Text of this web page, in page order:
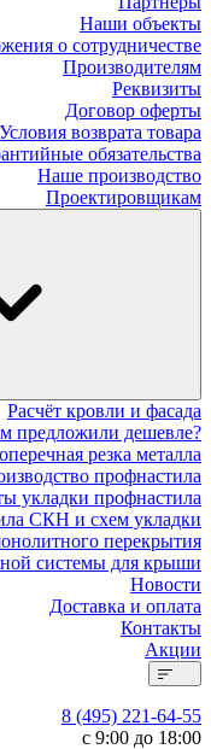
Наши объекты
о сотрудничестве
Производителям
Реквизиты
Договор оферты
Условия возврата товара
обязательства
Наше производство
Проектировщикам
Расчёт кровли и фасада
предложили дешевле?
резка металла
профнастила
укладки профнастила
СКН и схем укладки
перекрытия
системы для крыши
Новости
Доставка и оплата
Контакты
Акции
8 (495) 221-64-55
с 9:00 до 18:00